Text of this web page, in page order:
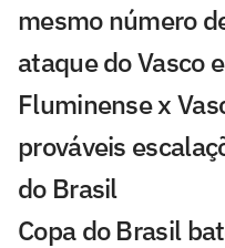
mesmo número
ataque do Vasco
Fluminense x
prováveis
do Brasil
Copa do Brasil